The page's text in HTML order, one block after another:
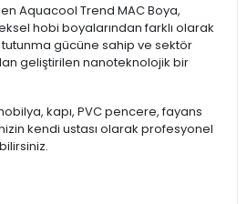
Aquacool Trend MAC Boya,
hobi boyalarından farklı olarak
gücüne sahip ve sektör
geliştirilen nanoteknolojik bir
kapı, PVC pencere, fayans
kendi ustası olarak profesyonel